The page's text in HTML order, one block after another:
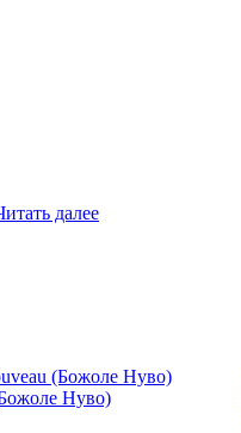
далее
Нуво)